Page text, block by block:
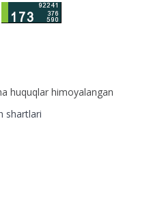
huquqlar himoyalangan
shartlari